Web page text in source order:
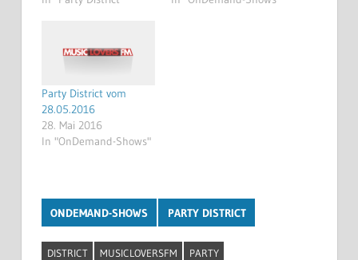
Party District vom
28.05.2016
28. Mai 2016
In "OnDemand-Shows"
ONDEMAND-SHOWS PARTY DISTRICT
DISTRICT MUSICLOVERSFM PARTY